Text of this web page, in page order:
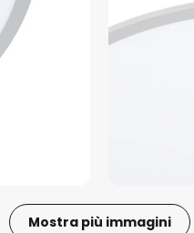
Mostra più immagini